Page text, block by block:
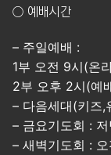
○ 예배시간
– 주일예배 :
1부 오전 9시(온
2부 오후 2시(예
– 다음세대(키즈,
– 금요기도회 :
– 새벽기도회 :